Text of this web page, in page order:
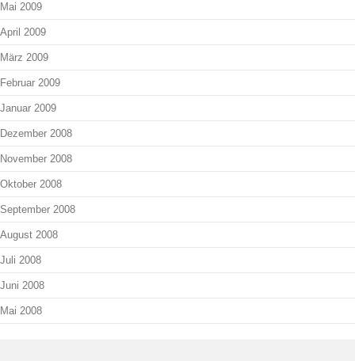
Mai 2009
April 2009
März 2009
Februar 2009
Januar 2009
Dezember 2008
November 2008
Oktober 2008
September 2008
August 2008
Juli 2008
Juni 2008
Mai 2008